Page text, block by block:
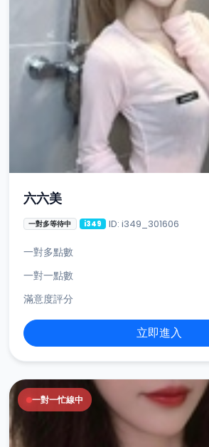
六六美
一對多等待中 i349 ID: i349_301606
一對多點數
一對一點數
滿意度評分
立即進入
一對一忙線中